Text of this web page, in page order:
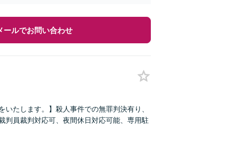
ールでお問い合わせ
たします。】殺人事件での無罪判決有り、
判員裁判対応可、夜間休日対応可能、専用駐